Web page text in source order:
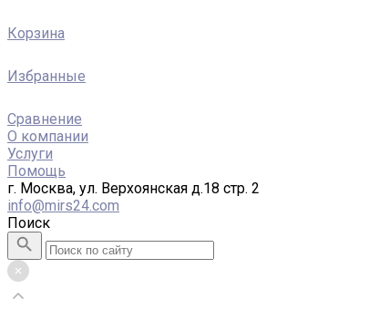
Корзина
Избранные
Сравнение
О компании
Услуги
Помощь
г. Москва, ул. Верхоянская д.18 стр. 2
info@mirs24.com
Поиск